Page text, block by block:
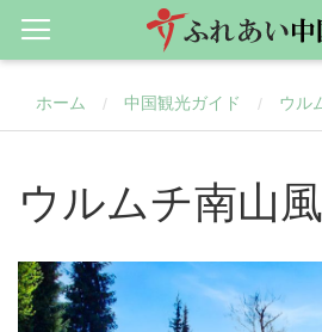
ホーム / 中国観光ガイド / ウル
ウルムチ南山